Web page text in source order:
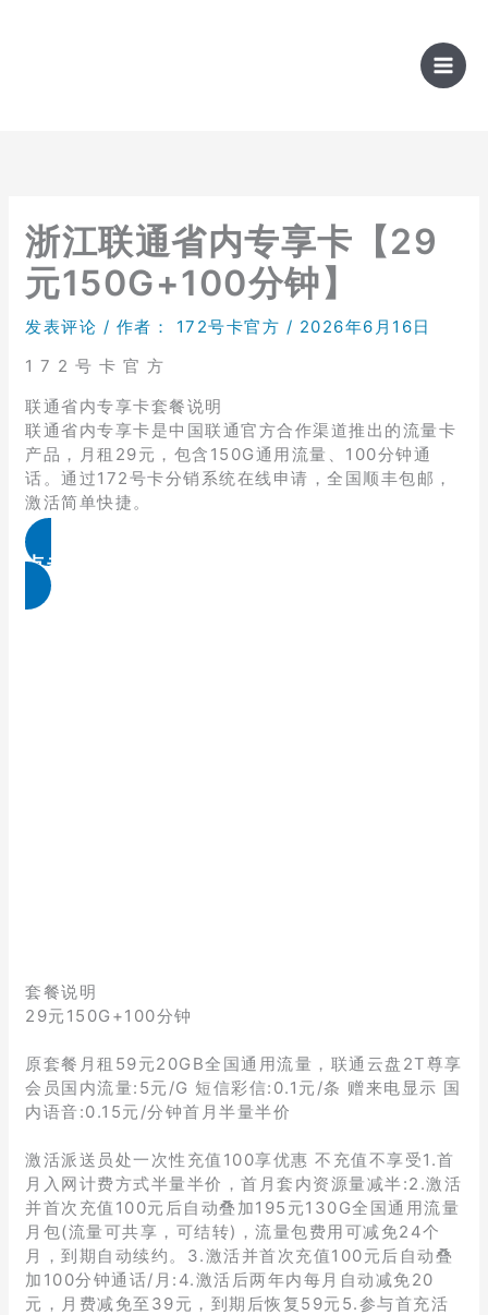
浙江联通省内专享卡【29
元150G+100分钟】
发表评论 / 作者： 172号卡官方 / 2026年6月16日
1 7 2 号 卡 官 方
联通省内专享卡套餐说明
联通省内专享卡是中国联通官方合作渠道推出的流量卡
产品，月租29元，包含150G通用流量、100分钟通
话。通过172号卡分销系统在线申请，全国顺丰包邮，
激活简单快捷。
点击免费领取
套餐说明
29元150G+100分钟
原套餐月租59元20GB全国通用流量，联通云盘2T尊享
会员国内流量:5元/G 短信彩信:0.1元/条 赠来电显示 国
内语音:0.15元/分钟首月半量半价
激活派送员处一次性充值100享优惠 不充值不享受1.首
月入网计费方式半量半价，首月套内资源量减半:2.激活
并首次充值100元后自动叠加195元130G全国通用流量
月包(流量可共享，可结转)，流量包费用可减免24个
月，到期自动续约。3.激活并首次充值100元后自动叠
加100分钟通话/月:4.激活后两年内每月自动减免20
元，月费减免至39元，到期后恢复59元5.参与首充活